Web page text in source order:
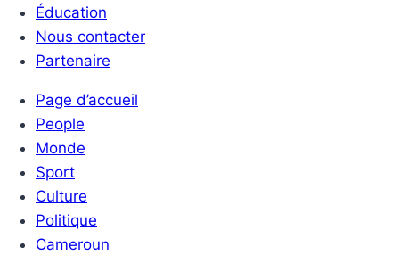
Éducation
Nous contacter
Partenaire
Page d’accueil
People
Monde
Sport
Culture
Politique
Cameroun